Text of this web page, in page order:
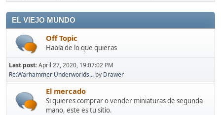
EL VIEJO MUNDO
Off Topic
Habla de lo que quieras
Last post:April 27, 2020, 19:07:02 PM
Re:Warhammer Underworlds... by Drawer
El mercado
Si quieres comprar o vender miniaturas de segunda
mano, este es tu sitio.